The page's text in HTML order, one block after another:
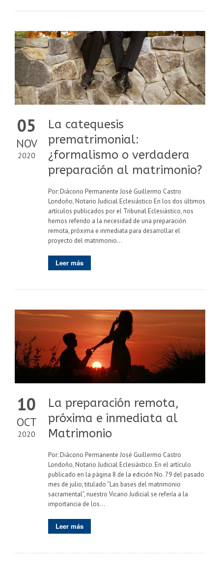
05
NOV
2020
La catequesis
prematrimonial:
¿formalismo o verdadera
preparación al matrimonio?
Por: Diácono Permanente José Guillermo Castro
Londoño, Notario Judicial Eclesiástico En los dos últimos
artículos publicados por el Tribunal Eclesiástico, nos
hemos referido a la necesidad de una preparación
remota, próxima e inmediata para desarrollar el
proyecto del matrimonio...
Leer más
10
OCT
2020
La preparación remota,
próxima e inmediata al
Matrimonio
Por: Diácono Permanente José Guillermo Castro
Londoño, Notario Judicial Eclesiástico. En el artículo
publicado en la página 8 de la edición No. 79 del pasado
mes de julio, titulado “Las bases del matrimonio
sacramental”, nuestro Vicario Judicial se refería a la
importancia de los...
Leer más